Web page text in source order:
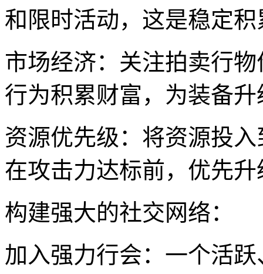
和限时活动，这是稳定
市场经济：关注拍卖行
行为积累财富，为装备
资源优先级：将资源投
在攻击力达标前，优先
构建强大的社交网络：
加入强力行会：一个活